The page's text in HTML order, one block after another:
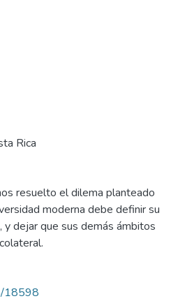
Rica
resuelto el dilema planteado
moderna debe definir su
y dejar que sus demás ámbitos
18598